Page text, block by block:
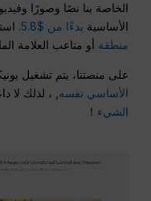
الأساسية بدءًا من $5.8.
منطقة أو متاعب العلامة
على منصتنا، يتم تشغيل
الأساسي نفسه, ، لذلك لا
الشيء ！